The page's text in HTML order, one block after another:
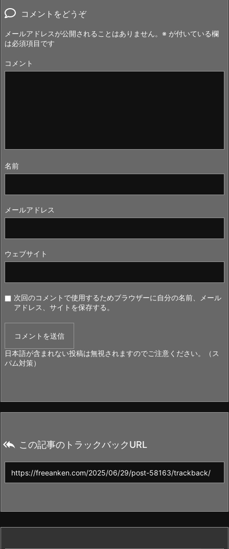
コメントをどうぞ
メールアドレスが公開されることはありません。 ※ が付いている欄
は必須項目です
コメント
名前
メールアドレス
ウェブサイト
次回のコメントで使用するためブラウザーに自分の名前、メール
アドレス、サイトを保存する。
日本語が含まれない投稿は無視されますのでご注意ください。（ス
パム対策）
 この記事のトラックバックURL